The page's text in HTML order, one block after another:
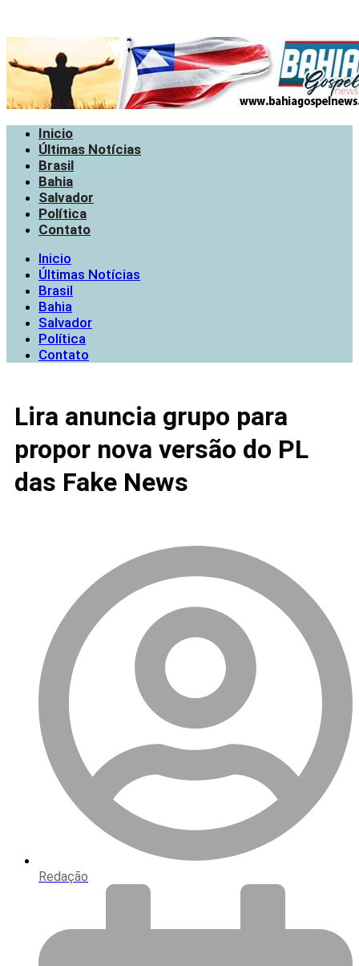
Inicio
Últimas Notícias
Brasil
Bahia
Salvador
Política
Contato
Inicio
Últimas Notícias
Brasil
Bahia
Salvador
Política
Contato
Lira anuncia grupo para
propor nova versão do PL
das Fake News
Redação